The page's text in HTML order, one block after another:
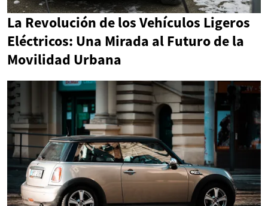
La Revolución de los Vehículos Ligeros
Eléctricos: Una Mirada al Futuro de la
Movilidad Urbana